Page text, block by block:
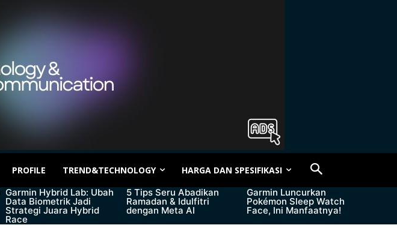
PROFILE TREND&TECHNOLOGY HARGA DAN SPESIFIKASI
Garmin Hybrid Lab: Ubah
Data Biometrik Jadi
Strategi Juara Hybrid
Race
5 Tips Seru Abadikan
Ramadan & Idulfitri
dengan Meta AI
Garmin Luncurkan
Pokémon Sleep Watch
Face, Ini Manfaatnya!